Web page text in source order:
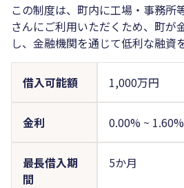
この制度は、町内に工場・事務所
さんにご利用いただくため、町が
し、金融機関を通じて低利な融資
借入可能額 1,000万円
金利 0.00% ~ 1.60%
最長借入期
間
5か月